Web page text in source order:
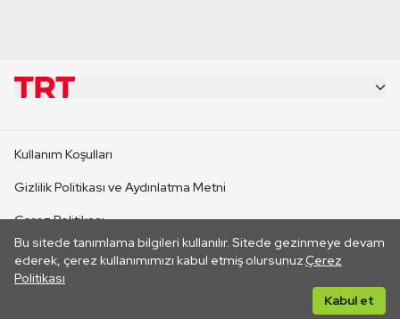
Bu sitede tanımlama bilgileri kullanılır. Sitede gezinmeye devam
ederek, çerez kullanımımızı kabul etmiş olursunuz.Çerez
Politikası
Kabul et
CANLI YAYINLAR
Kullanım Koşulları
Gizlilik Politikası ve Aydınlatma Metni
Çerez Politikası
İletişim
Her hakkı saklıdır. ©2026 TRT. Bağlantı yoluyla gidilen dış